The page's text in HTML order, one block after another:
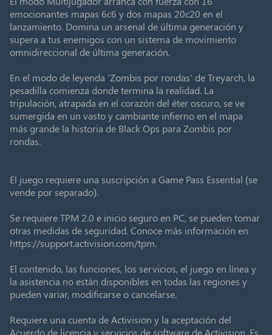
emocionantes mapas 6c6 y dos mapas 20c20 en el
lanzamiento. Domina un arsenal de última generación y
supera a tus enemigos con un sistema de movimiento
omnidireccional de última generación.
En el modo de leyenda 'Zombis por rondas' de Treyarch, la
pesadilla comienza donde termina la realidad. La
tripulación, atrapada en el corazón del éter oscuro, se ve
sumergida en un vasto y cambiante infierno en el mapa
más grande la historia de Black Ops para Zombis por
rondas.
El juego requiere una suscripción a Game Pass Essential (se
vende por separado).
Se requiere TPM 2.0 e inicio seguro en PC, se pueden tomar
otras medidas de seguridad. Conoce más información en
https://support.activision.com/tpm.
El contenido, las funciones, los servicios, el juego en línea y
la asistencia no están disponibles en todas las regiones y
pueden variar, modificarse o cancelarse.
Requiere una cuenta de Activision y la aceptación del
Acuerdo de licencia y servicios de software de Activision. Es